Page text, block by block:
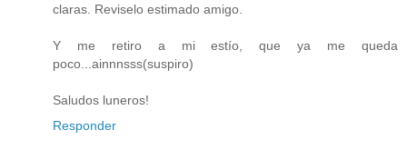
claras. Reviselo estimado amigo.
Y me retiro a mi estío, que ya me queda
poco...ainnnsss(suspiro)
Saludos luneros!
Responder